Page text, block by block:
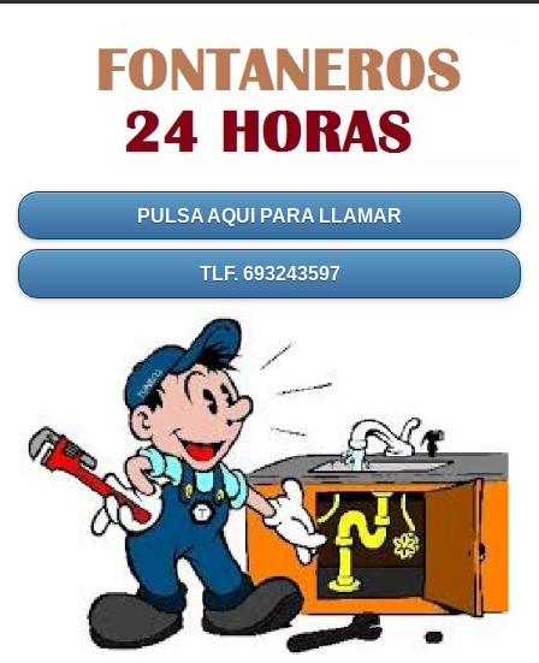
PULSA AQUI PARA LLAMAR
TLF. 693243597